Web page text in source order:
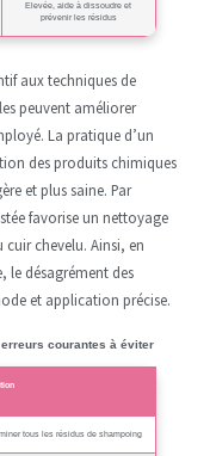
Elevée, aide à dissoudre et
prévenir les résidus
aux techniques de
peuvent améliorer
La pratique d’un
des produits chimiques
et plus saine. Par
favorise un nettoyage
chevelu. Ainsi, en
le désagrément des
et application précise.
courantes à éviter
tous les résidus de shampoing